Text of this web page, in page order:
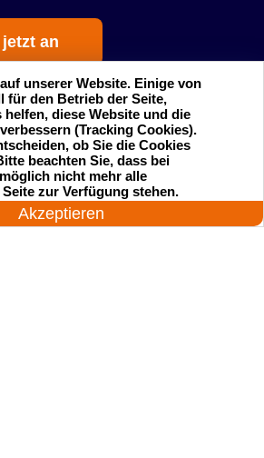
an
Einsatzgebiete
Preise
Akzeptieren
unserer Website. Einige von
für den Betrieb der Seite,
diese Website und die
(Tracking Cookies).
ob Sie die Cookies
beachten Sie, dass bei
nicht mehr alle
zur Verfügung stehen.